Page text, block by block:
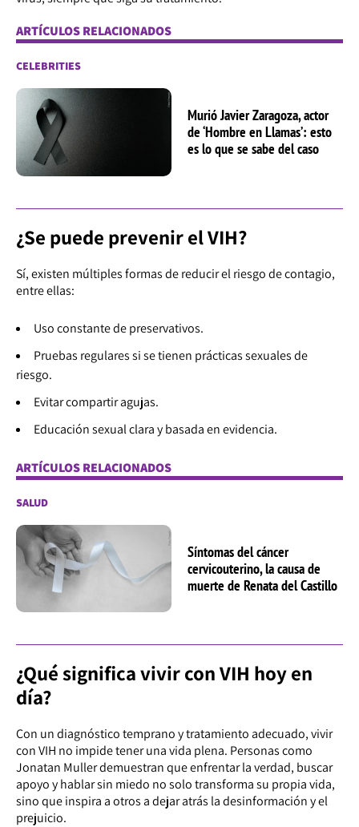
ARTÍCULOS RELACIONADOS
CELEBRITIES
Murió Javier Zaragoza, actor
de ‘Hombre en Llamas’: esto
es lo que se sabe del caso
¿Se puede prevenir el VIH?
Sí, existen múltiples formas de reducir el riesgo de contagio,
entre ellas:
Uso constante de preservativos.
Pruebas regulares si se tienen prácticas sexuales de
riesgo.
Evitar compartir agujas.
Educación sexual clara y basada en evidencia.
ARTÍCULOS RELACIONADOS
SALUD
Síntomas del cáncer
cervicouterino, la causa de
muerte de Renata del Castillo
¿Qué significa vivir con VIH hoy en
día?
Con un diagnóstico temprano y tratamiento adecuado, vivir
con VIH no impide tener una vida plena. Personas como
Jonatan Muller demuestran que enfrentar la verdad, buscar
apoyo y hablar sin miedo no solo transforma su propia vida,
sino que inspira a otros a dejar atrás la desinformación y el
prejuicio.